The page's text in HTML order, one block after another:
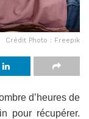
Crédit Photo : Freepik
d’heures de
pour récupérer.